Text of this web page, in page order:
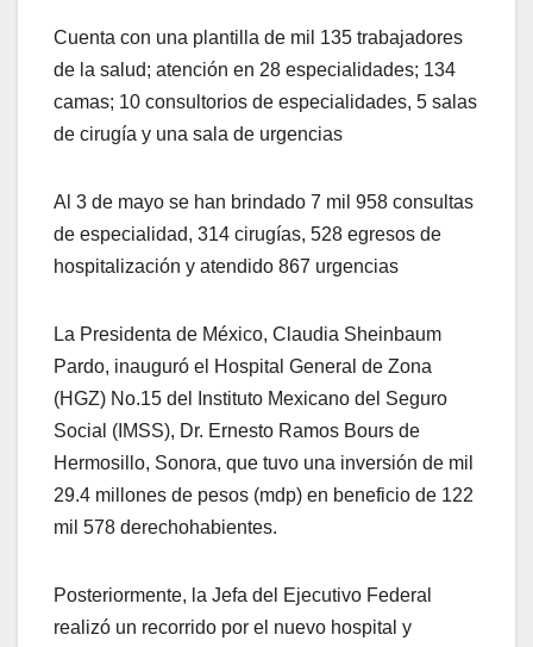
Cuenta con una plantilla de mil 135 trabajadores
de la salud; atención en 28 especialidades; 134
camas; 10 consultorios de especialidades, 5 salas
de cirugía y una sala de urgencias
Al 3 de mayo se han brindado 7 mil 958 consultas
de especialidad, 314 cirugías, 528 egresos de
hospitalización y atendido 867 urgencias
La Presidenta de México, Claudia Sheinbaum
Pardo, inauguró el Hospital General de Zona
(HGZ) No.15 del Instituto Mexicano del Seguro
Social (IMSS), Dr. Ernesto Ramos Bours de
Hermosillo, Sonora, que tuvo una inversión de mil
29.4 millones de pesos (mdp) en beneficio de 122
mil 578 derechohabientes.
Posteriormente, la Jefa del Ejecutivo Federal
realizó un recorrido por el nuevo hospital y